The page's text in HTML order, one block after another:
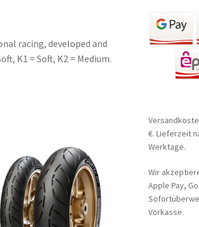
racing, developed and
K1 = Soft, K2 = Medium.
€. Lieferzeit
Werktage.
Wir
Apple Pay,
Vorkasse.